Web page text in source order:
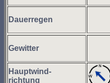
Dauerregen
Gewitter
Hauptwind-
richtung